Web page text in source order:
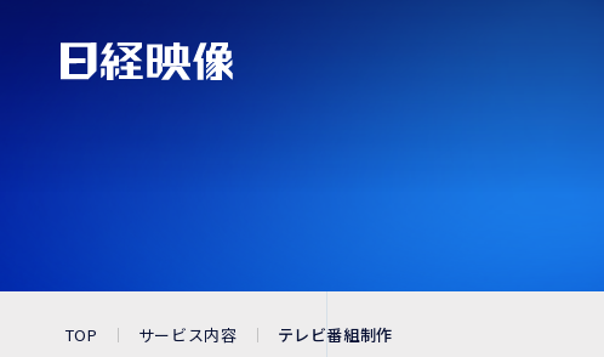
TOP サービス内容 テレビ番組制作